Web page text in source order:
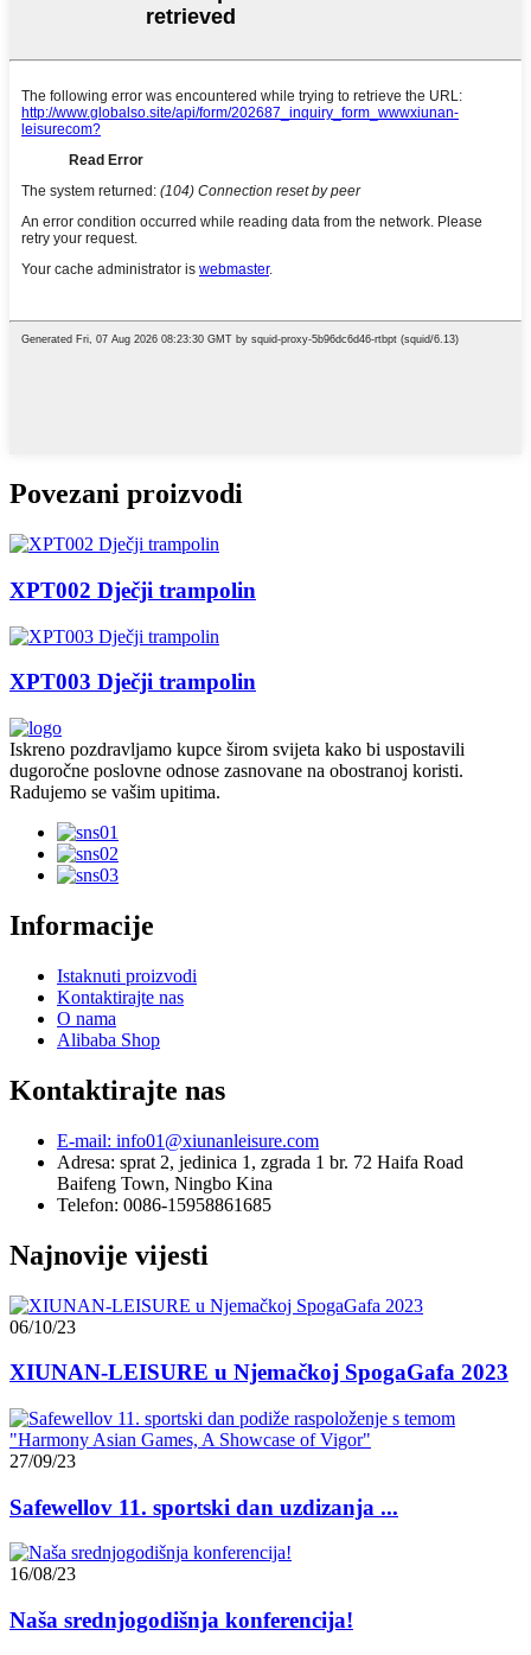
Povezani proizvodi
XPT002 Dječji trampolin
XPT003 Dječji trampolin
Iskreno pozdravljamo kupce širom svijeta kako bi uspostavili
dugoročne poslovne odnose zasnovane na obostranoj koristi.
Radujemo se vašim upitima.
Informacije
Istaknuti proizvodi
Kontaktirajte nas
O nama
Alibaba Shop
Kontaktirajte nas
E-mail: info01@xiunanleisure.com
Adresa: sprat 2, jedinica 1, zgrada 1 br. 72 Haifa Road
Baifeng Town, Ningbo Kina
Telefon: 0086-15958861685
Najnovije vijesti
06/10/23
XIUNAN-LEISURE u Njemačkoj SpogaGafa 2023
27/09/23
Safewellov 11. sportski dan uzdizanja ...
16/08/23
Naša srednjogodišnja konferencija!